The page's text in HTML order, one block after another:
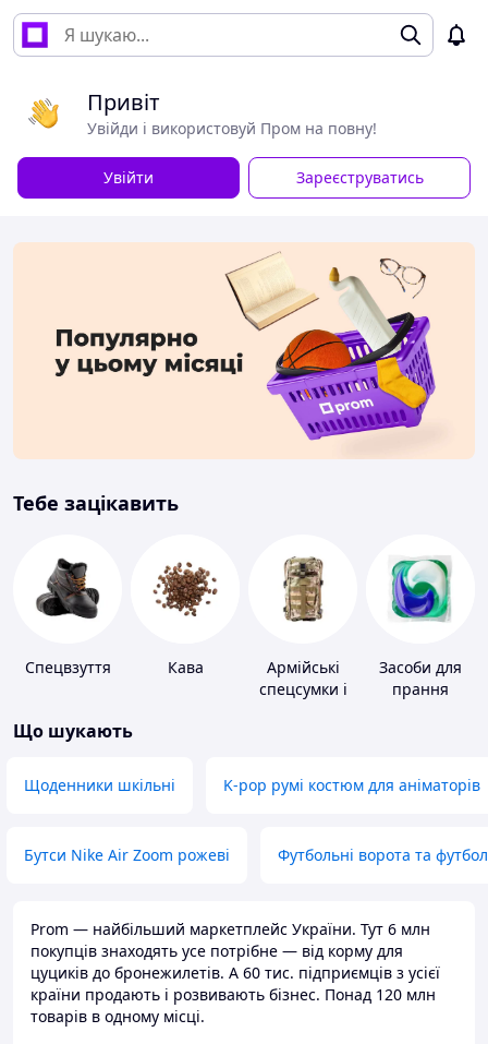
Привіт
Увійди і використовуй Пром на повну!
Увійти Зареєструватись
Тебе зацікавить
Спецвзуття Кава
Армійські
спецсумки і
Засоби для
прання
Що шукають
Щоденники шкільні K-pop румі костюм для аніматорів
Бутси Nike Air Zoom рожеві Футбольні ворота та
Prom — найбільший маркетплейс України. Тут 6 млн
покупців знаходять усе потрібне — від корму для
цуциків до бронежилетів. А 60 тис. підприємців з усієї
країни продають і розвивають бізнес. Понад 120 млн
товарів в одному місці.